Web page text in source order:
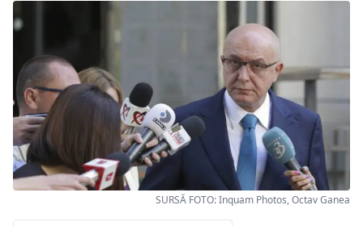
SURSĂ FOTO: Inquam Photos, Octav Ganea